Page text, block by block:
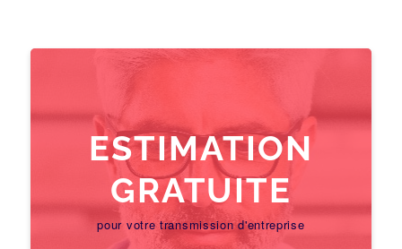
ESTIMATION
GRATUITE
pour votre transmission d'entreprise